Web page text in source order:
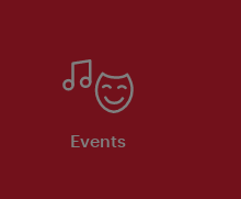
Events